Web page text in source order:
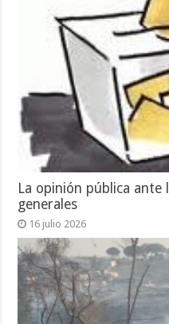
La opinión pública ante
generales
16 julio 2026